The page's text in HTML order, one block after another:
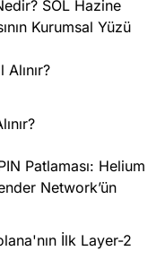
SOL Hazine
Kurumsal Yüzü
Patlaması: Helium
Network’ün
İlk Layer-2